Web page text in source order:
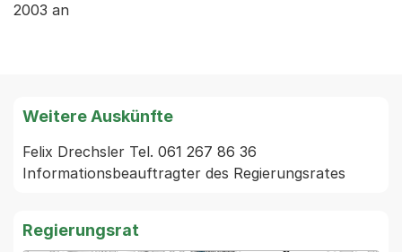
2003 an
Weitere Auskünfte
Felix Drechsler Tel. 061 267 86 36
Informationsbeauftragter des Regierungsrates
Regierungsrat